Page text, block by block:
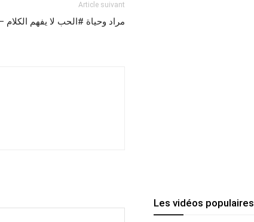
Article suivant
En vidéo – مراد وحياة #الحب لا يفهم الكلام
Les vidéos populaires